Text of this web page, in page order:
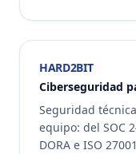
HARD2BIT
Ciberseguridad
Seguridad
equipo: del SOC
DORA e ISO